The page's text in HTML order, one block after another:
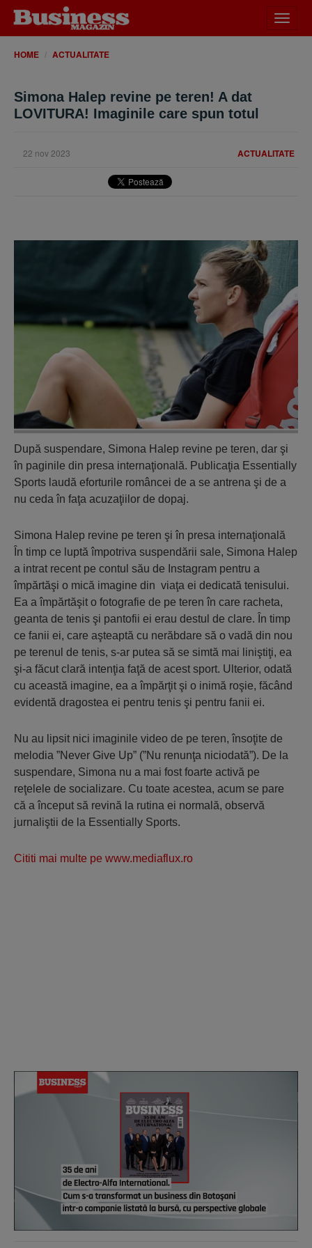
meniu
HOME ACTUALITATE
Simona Halep revine pe teren! A dat
LOVITURA! Imaginile care spun totul
ACTUALITATE
22 nov 2023
După suspendare, Simona Halep revine pe teren, dar şi
în paginile din presa internaţională. Publicaţia Essentially
Sports laudă eforturile româncei de a se antrena şi de a
nu ceda în faţa acuzaţiilor de dopaj.
Simona Halep revine pe teren şi în presa internaţională
În timp ce luptă împotriva suspendării sale, Simona Halep
a intrat recent pe contul său de Instagram pentru a
împărtăşi o mică imagine din viaţa ei dedicată tenisului.
Ea a împărtăşit o fotografie de pe teren în care racheta,
geanta de tenis şi pantofii ei erau destul de clare. În timp
ce fanii ei, care aşteaptă cu nerăbdare să o vadă din nou
pe terenul de tenis, s-ar putea să se simtă mai liniştiţi, ea
şi-a făcut clară intenţia faţă de acest sport. Ulterior, odată
cu această imagine, ea a împărţit şi o inimă roşie, făcând
evidentă dragostea ei pentru tenis şi pentru fanii ei.
Nu au lipsit nici imaginile video de pe teren, însoţite de
melodia ”Never Give Up” (”Nu renunţa niciodată”). De la
suspendare, Simona nu a mai fost foarte activă pe
reţelele de socializare. Cu toate acestea, acum se pare
că a început să revină la rutina ei normală, observă
jurnaliştii de la Essentially Sports.
Cititi mai multe pe www.mediaflux.ro